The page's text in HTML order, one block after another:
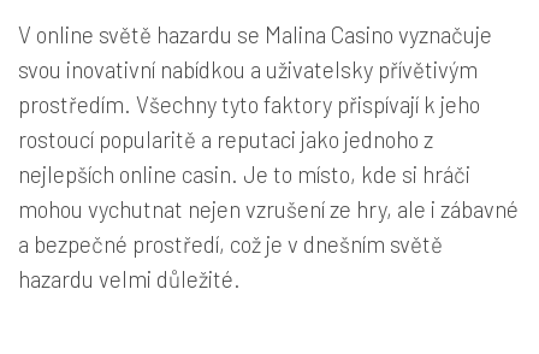
V online světě hazardu se Malina Casino vyznačuje
svou inovativní nabídkou a uživatelsky přívětivým
prostředím. Všechny tyto faktory přispívají k jeho
rostoucí popularitě a reputaci jako jednoho z
nejlepších online casin. Je to místo, kde si hráči
mohou vychutnat nejen vzrušení ze hry, ale i zábavné
a bezpečné prostředí, což je v dnešním světě
hazardu velmi důležité.